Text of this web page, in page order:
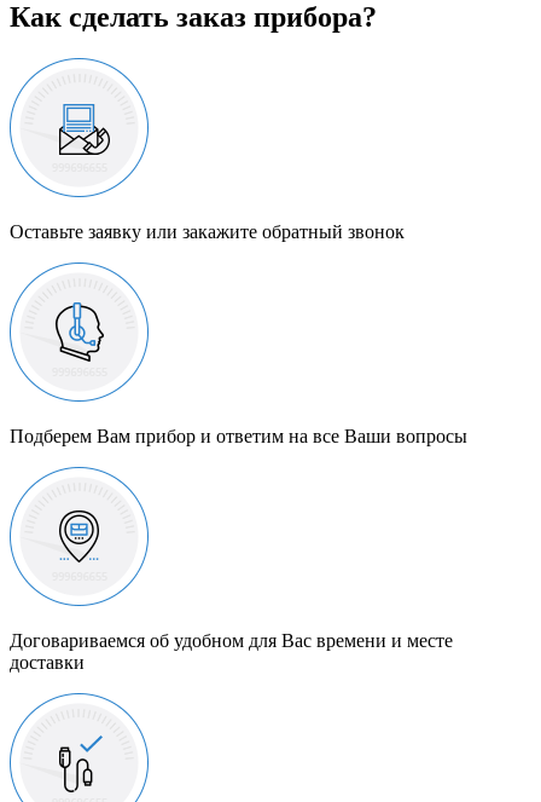
Как сделать заказ прибора?
Оставьте заявку или закажите обратный звонок
Подберем Вам прибор и ответим на все Ваши вопросы
Договариваемся об удобном для Вас времени и месте
доставки